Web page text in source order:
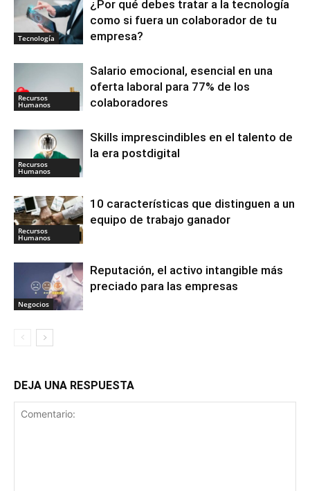
Tecnología
¿Por qué debes tratar a la tecnología
como si fuera un colaborador de tu
empresa?
Recursos
Humanos
Salario emocional, esencial en una
oferta laboral para 77% de los
colaboradores
Recursos
Humanos
Skills imprescindibles en el talento de
la era postdigital
Recursos
Humanos
10 características que distinguen a un
equipo de trabajo ganador
Negocios
Reputación, el activo intangible más
preciado para las empresas
DEJA UNA RESPUESTA